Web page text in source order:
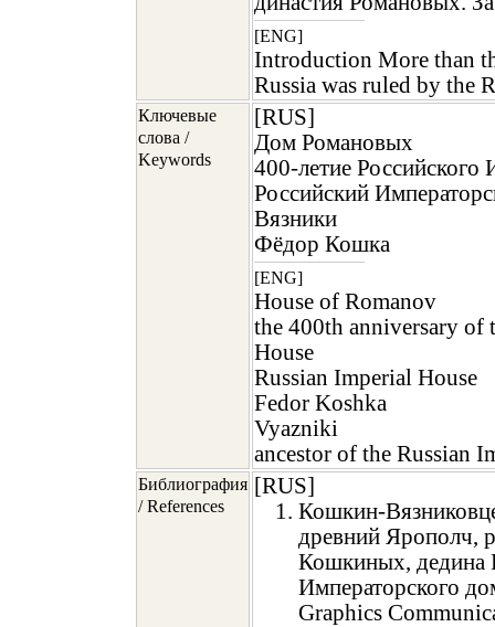
[ENG]
Introduction More than
Russia was ruled by the
Ключевые
слова /
Keywords
[RUS]
Дом Романовых
400-летие Российского
Российский
Вязники
Фёдор Кошка
[ENG]
House of Romanov
the 400th anniversary of
House
Russian Imperial House
Fedor Koshka
Vyazniki
ancestor of the Russian
Библиография
/ References
[RUS]
Кошкин-
древний Ярополч,
Кошкиных, дедина
Императорского
Graphics